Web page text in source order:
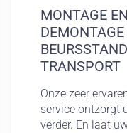
MONTAGE EN
BEURSSTAND
TRANSPORT
Onze zeer
service ontzorgt
verder. En laat